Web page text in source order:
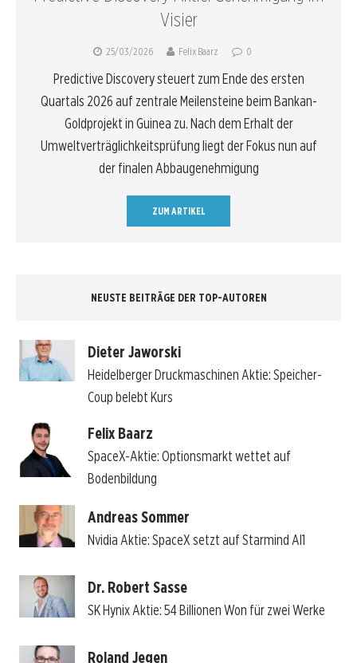
Visier
25/03/2026 Felix Baarz 0
Predictive Discovery steuert zum Ende des ersten
Quartals 2026 auf zentrale Meilensteine beim Bankan-
Goldprojekt in Guinea zu. Nach dem Erhalt der
Umweltverträglichkeitsprüfung liegt der Fokus nun auf
der finalen Abbaugenehmigung
ZUM ARTIKEL
NEUSTE BEITRÄGE DER TOP-AUTOREN
Dieter Jaworski
Heidelberger Druckmaschinen Aktie: Speicher-
Coup belebt Kurs
Felix Baarz
SpaceX-Aktie: Optionsmarkt wettet auf
Bodenbildung
Andreas Sommer
Nvidia Aktie: SpaceX setzt auf Starmind AI1
Dr. Robert Sasse
SK Hynix Aktie: 54 Billionen Won für zwei Werke
Roland Jegen